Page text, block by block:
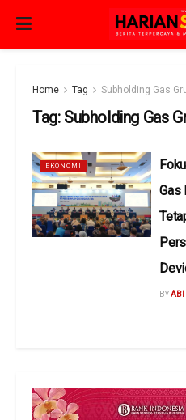
Home Tag Subholding Gas
Tag: Subholding Gas
EKONOMI
Gas
BYABI